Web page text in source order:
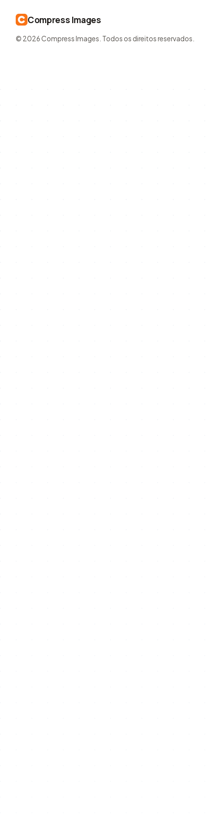
Compress Images
© 2026 Compress Images. Todos os direitos reservados.